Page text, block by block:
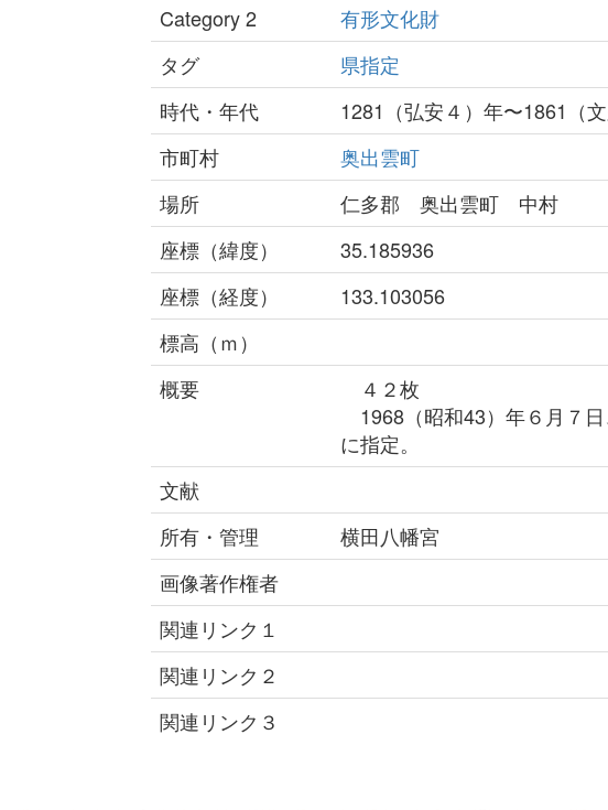
Category 2
有形文化財
タグ
県指定
時代・年代
1281（弘安４）年〜1861（
市町村
奥出雲町
場所
仁多郡 奥出雲町 中村
座標（緯度）
35.185936
座標（経度）
133.103056
標高（ｍ）
概要
４２枚
1968（昭和43）年６月７日
に指定。
文献
所有・管理
横田八幡宮
画像著作権者
関連リンク１
関連リンク２
関連リンク３